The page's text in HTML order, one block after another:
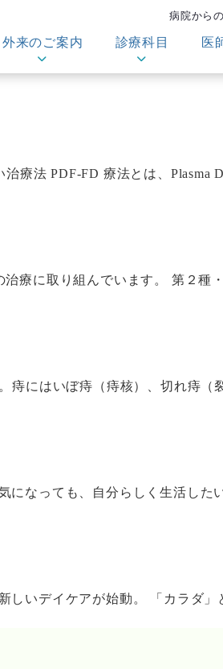
病院から
外来のご案内 診療科目 医
療法 PDF-FD 療法とは、Plasma
療に取り組んでいます。 第２種
にはいぼ痔（痔核）、切れ痔
なっても、自分らしく生活し
いデイケアが始動。 「カラダ